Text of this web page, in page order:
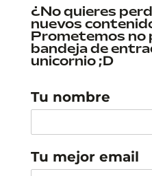
¿No quieres
nuevos
Prometemos no
bandeja de
unicornio ;D
Tu nombre
Tu mejor email